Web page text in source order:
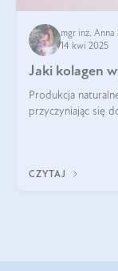
mgr inż. Anna
14 kwi 2025
Jaki kolagen
Produkcja
przyczyniając się
CZYTAJ